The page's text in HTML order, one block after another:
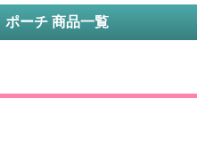
ポーチ 商品一覧